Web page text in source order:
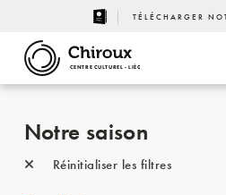
TÉLÉCHARGER
CENTRE CULTUREL - LIÈGE
Notre saison
Réinitialiser les filtres